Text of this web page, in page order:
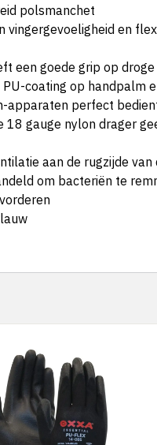
polsmanchet
vingergevoeligheid en
een goede grip op
PU-coating op handpalm
apparaten perfect
18 gauge nylon drager
aan de rugzijde van
om bacteriën te